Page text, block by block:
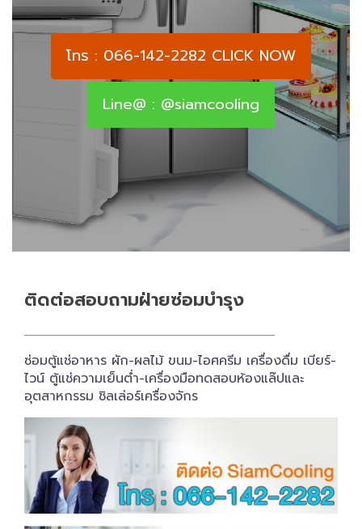
โทร : 066-142-2282 CLICK NOW
Line@ : @siamcooling
ติดต่อสอบถาม​ฝ่ายซ่อมบำรุง
ซ่อมตู้แช่อาหาร ผัก-ผลไม้ ขนม-ไอศครีม เครื่องดื่ม เบียร์-
ไวน์ ตู้แช่ความเย็นต่ำ-เครื่องมือทดสอบห้องแล๊ปและ
อุตสาหกรรม ชิลเล่อร์เครื่อง​จักร